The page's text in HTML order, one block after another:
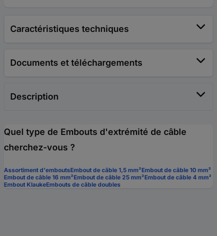
Caractéristiques techniques
Documents et téléchargements
Description
Quel type de Embouts d'extrémité de câble
cherchez-vous ?
Assortiment d'emboutsEmbout de câble 1,5 mm²Embout de câble 10 mm²
Embout de câble 16 mm²Embout de câble 25 mm²Embout de câble 4 mm²
Embout KlaukeEmbouts de câble doubles